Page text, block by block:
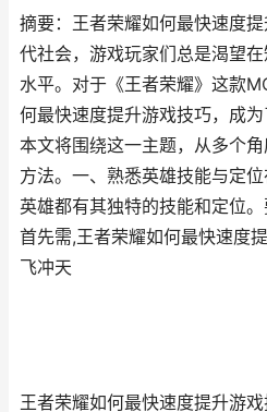
摘要：王者荣耀如何最快速度
代社会，游戏玩家们总是渴望
水平。对于《王者荣耀》这款
何最快速度提升游戏技巧，成为
本文将围绕这一主题，从多个
方法。一、熟悉英雄技能与定
英雄都有其独特的技能和定位。
首先需,王者荣耀如何最快速度
飞冲天
王者荣耀如何最快速度提升游